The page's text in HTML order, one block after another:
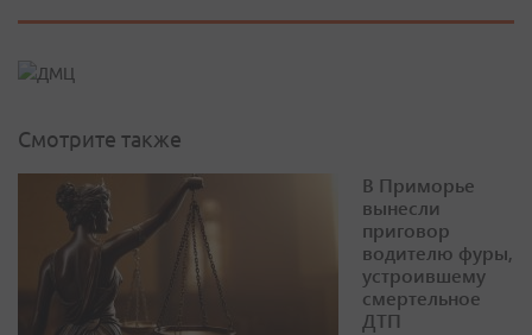
Смотрите также
В Приморье
вынесли
приговор
водителю фуры,
устроившему
смертельное
ДТП